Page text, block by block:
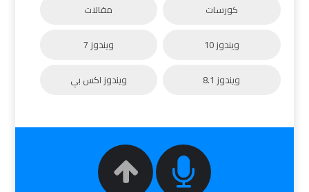
كورسات مقالات
ويندوز 10 ويندوز 7
ويندوز 8.1 ويندوز اكس بي